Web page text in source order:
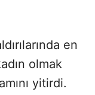
en
olmak
yitirdi.